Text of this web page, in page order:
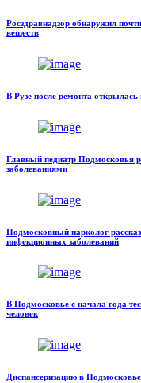
Росздравнадзор обнаружил
веществ
В Рузе после ремонта
Главный педиатр Подмосковья
заболеваниями
Подмосковный нарколог
инфекционных заболеваний
В Подмосковье с начала года
человек
Диспансеризацию в